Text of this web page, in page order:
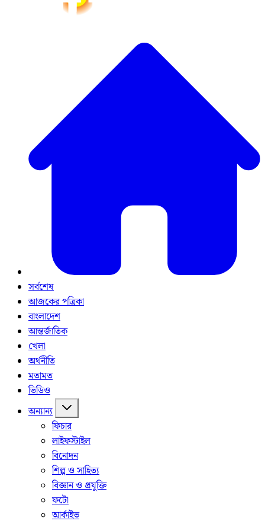
সর্বশেষ
আজকের পত্রিকা
বাংলাদেশ
আন্তর্জাতিক
খেলা
অর্থনীতি
মতামত
ভিডিও
অন্যান্য
ফিচার
লাইফস্টাইল
বিনোদন
শিল্প ও সাহিত্য
বিজ্ঞান ও প্রযুক্তি
ফটো
আর্কাইভ